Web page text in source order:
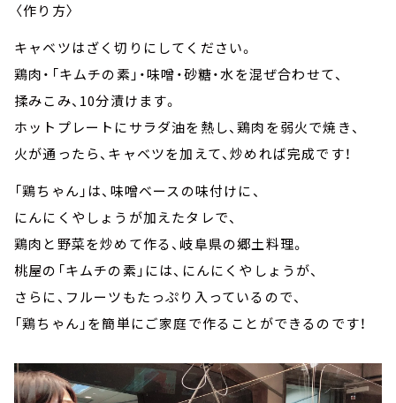
〈作り方〉
キャベツはざく切りにしてください。
鶏肉・「キムチの素」・味噌・砂糖・水を混ぜ合わせて、
揉みこみ、10分漬けます。
ホットプレートにサラダ油を熱し、鶏肉を弱火で焼き、
火が通ったら、キャベツを加えて、炒めれば完成です！
「鶏ちゃん」は、味噌ベースの味付けに、
にんにくやしょうが加えたタレで、
鶏肉と野菜を炒めて作る、岐阜県の郷土料理。
桃屋の「キムチの素」には、にんにくやしょうが、
さらに、フルーツもたっぷり入っているので、
「鶏ちゃん」を簡単にご家庭で作ることができるのです！